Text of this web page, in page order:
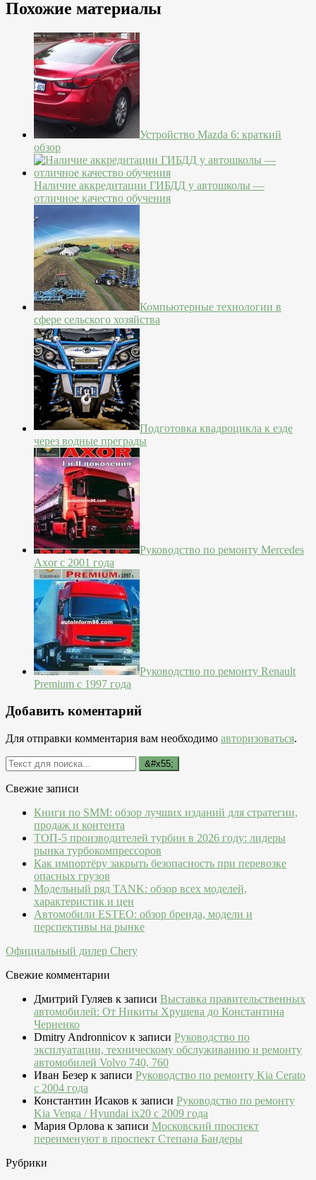
Похожие материалы
Устройство Mazda 6: краткий
обзор
Наличие аккредитации ГИБДД у автошколы —
отличное качество обучения
Компьютерные технологии в
сфере сельского хозяйства
Подготовка квадроцикла к езде
через водные преграды
Руководство по ремонту Mercedes
Axor с 2001 года
Руководство по ремонту Renault
Premium с 1997 года
Добавить коментарий
Для отправки комментария вам необходимо авторизоваться.
Свежие записи
Книги по SMM: обзор лучших изданий для стратегии,
продаж и контента
ТОП-5 производителей турбин в 2026 году: лидеры
рынка турбокомпрессоров
Как импортёру закрыть безопасность при перевозке
опасных грузов
Модельный ряд TANK: обзор всех моделей,
характеристик и цен
Автомобили ESTEO: обзор бренда, модели и
перспективы на рынке
Официальный дилер Chery
Свежие комментарии
Дмитрий Гуляев к записи Выставка правительственных
автомобилей: От Никиты Хрущева до Константина
Черненко
Dmitry Andronnicov к записи Руководство по
эксплуатации, техническому обслуживанию и ремонту
автомобилей Volvo 740, 760
Иван Безер к записи Руководство по ремонту Kia Cerato
c 2004 года
Константин Исаков к записи Руководство по ремонту
Kia Venga / Hyundai ix20 c 2009 года
Мария Орлова к записи Московский проспект
переименуют в проспект Степана Бандеры
Рубрики